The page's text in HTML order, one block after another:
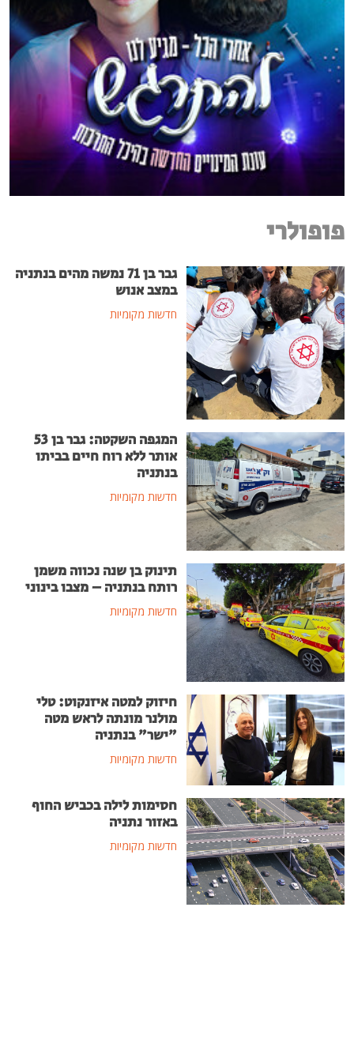
פופולרי
גבר בן 71 נמשה מהים בנתניה
במצב אנוש
חדשות מקומיות
המגפה השקטה: גבר בן 53
אותר ללא רוח חיים בביתו
בנתניה
חדשות מקומיות
תינוק בן שנה נכווה משמן
רותח בנתניה – מצבו בינוני
חדשות מקומיות
חיזוק למטה איזנקוט: טלי
מולנר מונתה לראש מטה
"ישר" בנתניה
חדשות מקומיות
חסימות לילה בכביש החוף
באזור נתניה
חדשות מקומיות